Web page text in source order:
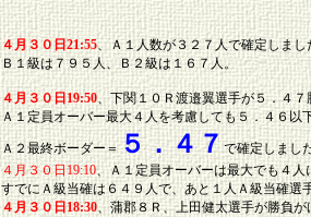
４月３０日21:55、Ａ１人数が３２７人で確定しま
Ｂ１級は７９５人、Ｂ２級は１６７人。
４月３０日19:50、下関１０Ｒ渡邉翼選手が５．４
Ａ１定員オーバー最大４人を考慮しても５．４６以
Ａ２最終ボーダー＝５．４７で確定しまし
４月３０日19:10、Ａ１定員オーバーは最大でも４
すでにＡ級当確は６４９人で、あと１人Ａ級当確
４月３０日18:30、蒲郡８Ｒ、上田健太選手が勝負